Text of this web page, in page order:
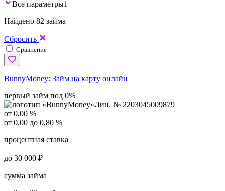
Все параметры1
Найдено 82 займа
Сбросить
Сравнение
BunnyMoney: Займ на карту онлайн
первый займ под 0%
Лиц. № 2203045009879
от 0,00 %
от 0,00 до 0,80 %
процентная ставка
до 30 000 ₽
сумма займа